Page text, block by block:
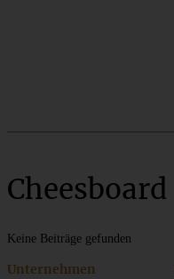
Cheesboard
Keine Beiträge gefunden
Unternehmen